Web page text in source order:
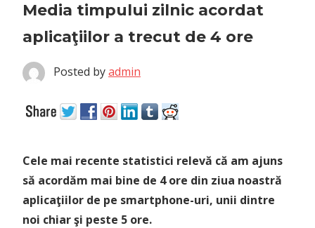
Media timpului zilnic acordat
aplicaţiilor a trecut de 4 ore
Posted byadmin
Cele mai recente statistici relevă că am ajuns
să acordăm mai bine de 4 ore din ziua noastră
aplicaţiilor de pe smartphone-uri, unii dintre
noi chiar şi peste 5 ore.